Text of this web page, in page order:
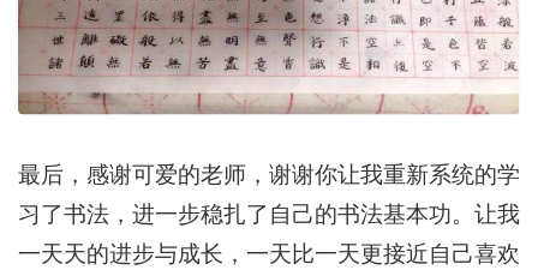
最后，感谢可爱的老师，谢谢你让我重新系统的学
习了书法，进一步稳扎了自己的书法基本功。让我
一天天的进步与成长，一天比一天更接近自己喜欢